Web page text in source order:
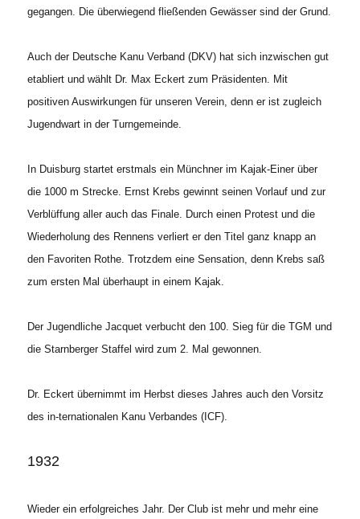
gegangen. Die überwiegend fließenden Gewässer sind der Grund.
Auch der Deutsche Kanu Verband (DKV) hat sich inzwischen gut
etabliert und wählt Dr. Max Eckert zum Präsidenten. Mit
positiven Auswirkungen für unseren Verein, denn er ist zugleich
Jugendwart in der Turngemeinde.
In Duisburg startet erstmals ein Münchner im Kajak-Einer über
die 1000 m Strecke. Ernst Krebs gewinnt seinen Vorlauf und zur
Verblüffung aller auch das Finale. Durch einen Protest und die
Wiederholung des Rennens verliert er den Titel ganz knapp an
den Favoriten Rothe. Trotzdem eine Sensation, denn Krebs saß
zum ersten Mal überhaupt in einem Kajak.
Der Jugendliche Jacquet verbucht den 100. Sieg für die TGM und
die Starnberger Staffel wird zum 2. Mal gewonnen.
Dr. Eckert übernimmt im Herbst dieses Jahres auch den Vorsitz
des in-ternationalen Kanu Verbandes (ICF).
1932
Wieder ein erfolgreiches Jahr. Der Club ist mehr und mehr eine